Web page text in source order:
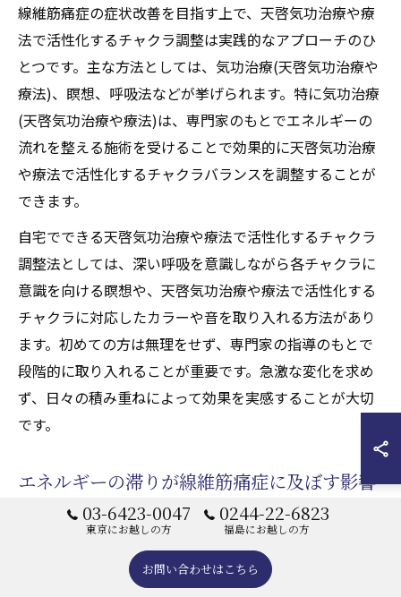
線維筋痛症の症状改善を目指す上で、天啓気功治療や療
法で活性化するチャクラ調整は実践的なアプローチのひ
とつです。主な方法としては、気功治療(天啓気功治療や
療法)、瞑想、呼吸法などが挙げられます。特に気功治療
(天啓気功治療や療法)は、専門家のもとでエネルギーの
流れを整える施術を受けることで効果的に天啓気功治療
や療法で活性化するチャクラバランスを調整することが
できます。
自宅でできる天啓気功治療や療法で活性化するチャクラ
調整法としては、深い呼吸を意識しながら各チャクラに
意識を向ける瞑想や、天啓気功治療や療法で活性化する
チャクラに対応したカラーや音を取り入れる方法があり
ます。初めての方は無理をせず、専門家の指導のもとで
段階的に取り入れることが重要です。急激な変化を求め
ず、日々の積み重ねによって効果を実感することが大切
です。
エネルギーの滞りが線維筋痛症に及ぼす影響
線維筋痛症では、身体のエネルギーの流れが滞ること
で、痛みや倦怠感、精神的な不安定さが増幅される傾向
があります。エネルギーの滞りは、ストレスや生活習慣
03-6423-0047
東京にお越しの方
0244-22-6823
福島にお越しの方
お問い合わせはこちら